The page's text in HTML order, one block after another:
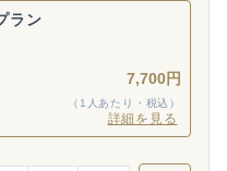
ラン
7,700円
（1人あたり・税込）
詳細を見る